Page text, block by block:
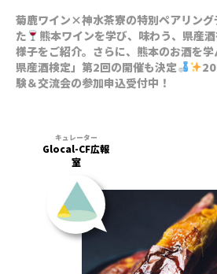
菊鹿ワイン×神水茶寮の特別ペアリング
た
熊本ワインを学び、味わう、県産
様子をご紹介。さらに、熊本のお酒を
県産酒検定」第2回の開催も決定
験＆交流会の参加申込受付中！
Glocal-CF広報
室